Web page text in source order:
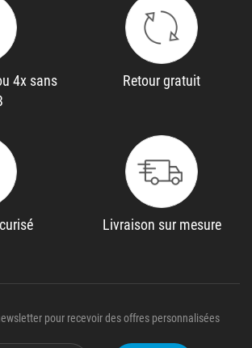
4x sans
Retour gratuit
Livraison sur mesure
pour recevoir des offres personnalisées